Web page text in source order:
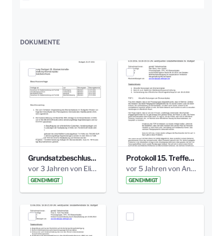
DOKUMENTE
Grundsatzbeschluss Bismarckplatz_440_2021.pdf
vor 3 Jahren von Elisa Söll
GENEHMIGT
Protokoll 15. Treffen 20161006 AG Bismarckplatz.pdf
vor 5 Jahren von Anni Schlumberger
GENEHMIGT